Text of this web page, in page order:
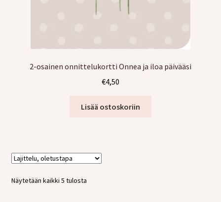
2-osainen onnittelukortti Onnea ja iloa päivääsi
€4,50
Lisää ostoskoriin
Näytetään kaikki 5 tulosta